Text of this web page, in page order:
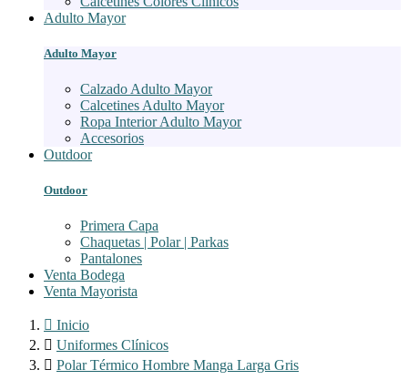
Adulto Mayor
Adulto Mayor
Calzado Adulto Mayor
Calcetines Adulto Mayor
Ropa Interior Adulto Mayor
Accesorios
Outdoor
Outdoor
Primera Capa
Chaquetas | Polar | Parkas
Pantalones
Venta Bodega
Venta Mayorista
 Inicio
 Uniformes Clínicos
 Polar Térmico Hombre Manga Larga Gris